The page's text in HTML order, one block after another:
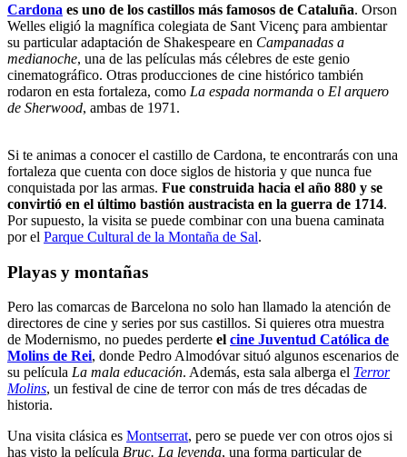
Cardona es uno de los castillos más famosos de Cataluña. Orson
Welles eligió la magnífica colegiata de Sant Vicenç para ambientar
su particular adaptación de Shakespeare en Campanadas a
medianoche, una de las películas más célebres de este genio
cinematográfico. Otras producciones de cine histórico también
rodaron en esta fortaleza, como La espada normanda o El arquero
de Sherwood, ambas de 1971.
Si te animas a conocer el castillo de Cardona, te encontrarás con una
fortaleza que cuenta con doce siglos de historia y que nunca fue
conquistada por las armas. Fue construida hacia el año 880 y se
convirtió en el último bastión austracista en la guerra de 1714.
Por supuesto, la visita se puede combinar con una buena caminata
por el Parque Cultural de la Montaña de Sal.
Playas y montañas
Pero las comarcas de Barcelona no solo han llamado la atención de
directores de cine y series por sus castillos. Si quieres otra muestra
de Modernismo, no puedes perderte el cine Juventud Católica de
Molins de Rei, donde Pedro Almodóvar situó algunos escenarios de
su película La mala educación. Además, esta sala alberga el Terror
Molins, un festival de cine de terror con más de tres décadas de
historia.
Una visita clásica es Montserrat, pero se puede ver con otros ojos si
has visto la película Bruc. La leyenda, una forma particular de